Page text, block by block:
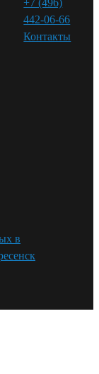
442-06-66
Контакты⁠
в